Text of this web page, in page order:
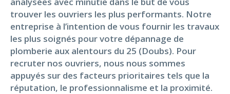
trouver les ouvriers les plus performants. Notre
entreprise à l’intention de vous fournir les travaux
les plus soignés pour votre dépannage de
plomberie aux alentours du 25 (Doubs). Pour
recruter nos ouvriers, nous nous sommes
appuyés sur des facteurs prioritaires tels que la
réputation, le professionnalisme et la proximité.